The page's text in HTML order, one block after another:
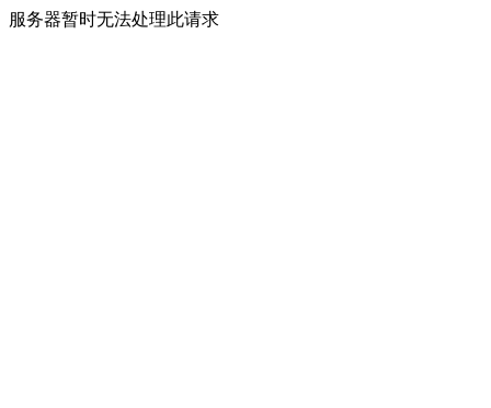
服务器暂时无法处理此请求